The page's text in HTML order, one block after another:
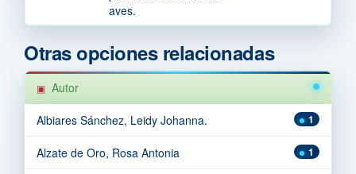
aves.
Otras opciones relacionadas
Autor
1
Albiares Sánchez, Leidy Johanna.
1
Alzate de Oro, Rosa Antonia